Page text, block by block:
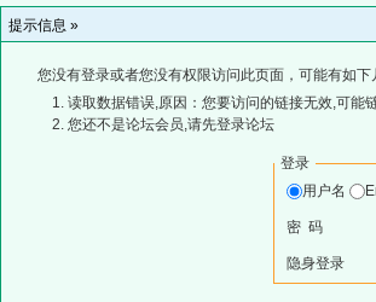
提示信息 »
您没有登录或者您没有权限访问此页面，可能有如下
读取数据错误,原因：您要访问的链接无效,可能
您还不是论坛会员,请先登录论坛
登录
用户名
密 码
隐身登录